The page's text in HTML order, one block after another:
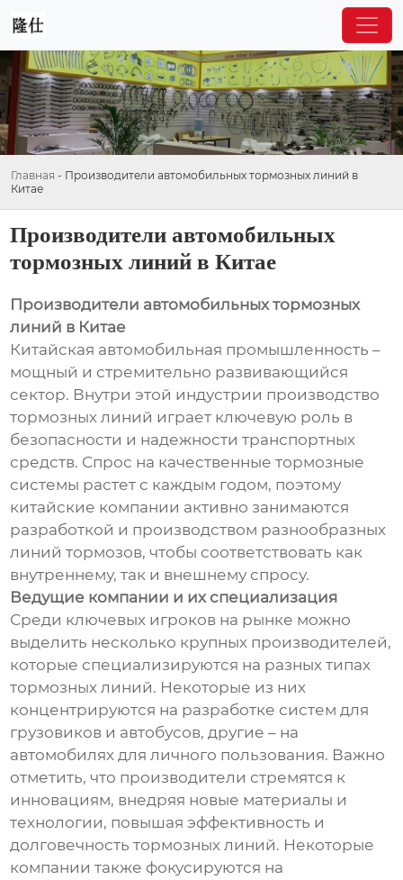
Главная - Производители автомобильных тормозных линий в
Китае
Производители автомобильных
тормозных линий в Китае
Производители автомобильных тормозных
линий в Китае
Китайская автомобильная промышленность –
мощный и стремительно развивающийся
сектор. Внутри этой индустрии производство
тормозных линий играет ключевую роль в
безопасности и надежности транспортных
средств. Спрос на качественные тормозные
системы растет с каждым годом, поэтому
китайские компании активно занимаются
разработкой и производством разнообразных
линий тормозов, чтобы соответствовать как
внутреннему, так и внешнему спросу.
Ведущие компании и их специализация
Среди ключевых игроков на рынке можно
выделить несколько крупных производителей,
которые специализируются на разных типах
тормозных линий. Некоторые из них
концентрируются на разработке систем для
грузовиков и автобусов, другие – на
автомобилях для личного пользования. Важно
отметить, что производители стремятся к
инновациям, внедряя новые материалы и
технологии, повышая эффективность и
долговечность тормозных линий. Некоторые
компании также фокусируются на